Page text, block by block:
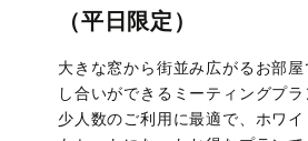
（平日限定）
大きな窓から街並み広がるお部
し合いができるミーティングプラ
少人数のご利用に最適で、ホワ